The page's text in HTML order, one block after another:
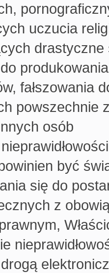
uczucia
fałszowania
powszechnie
osób
być
się do
z